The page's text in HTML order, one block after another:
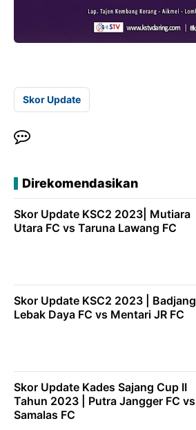
Skor Update
Direkomendasikan
Skor Update KSC2 2023| Mutiara
Utara FC vs Taruna Lawang FC
Skor Update KSC2 2023 | Badjang
Lebak Daya FC vs Mentari JR FC
Skor Update Kades Sajang Cup II
Tahun 2023 | Putra Jangger FC vs
Samalas FC